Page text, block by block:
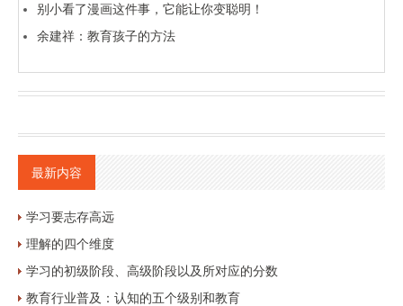
别小看了漫画这件事，它能让你变聪明！
余建祥：教育孩子的方法
最新内容
学习要志存高远
理解的四个维度
学习的初级阶段、高级阶段以及所对应的分数
教育行业普及：认知的五个级别和教育